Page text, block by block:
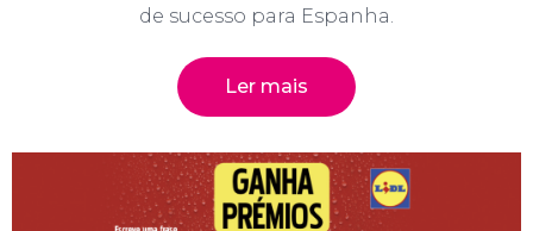
de sucesso para Espanha.
Ler mais